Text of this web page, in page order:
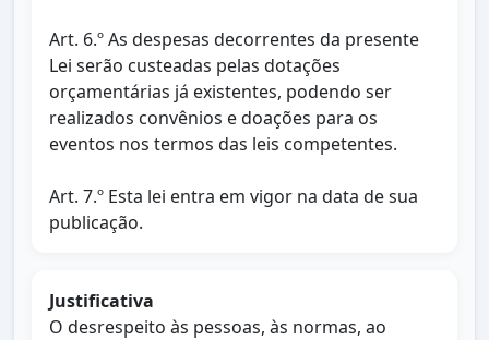
Art. 6.º As despesas decorrentes da presente
Lei serão custeadas pelas dotações
orçamentárias já existentes, podendo ser
realizados convênios e doações para os
eventos nos termos das leis competentes.
Art. 7.º Esta lei entra em vigor na data de sua
publicação.
Justificativa
O desrespeito às pessoas, às normas, ao